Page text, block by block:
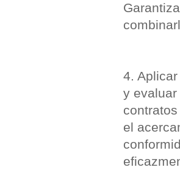
4.
y
el